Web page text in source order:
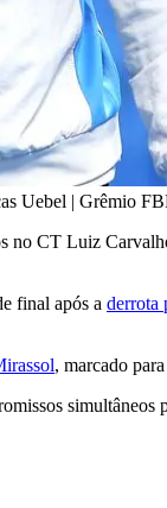
Uebel | Grêmio
no CT Luiz
final após a derrota
, marcado
simultâneos